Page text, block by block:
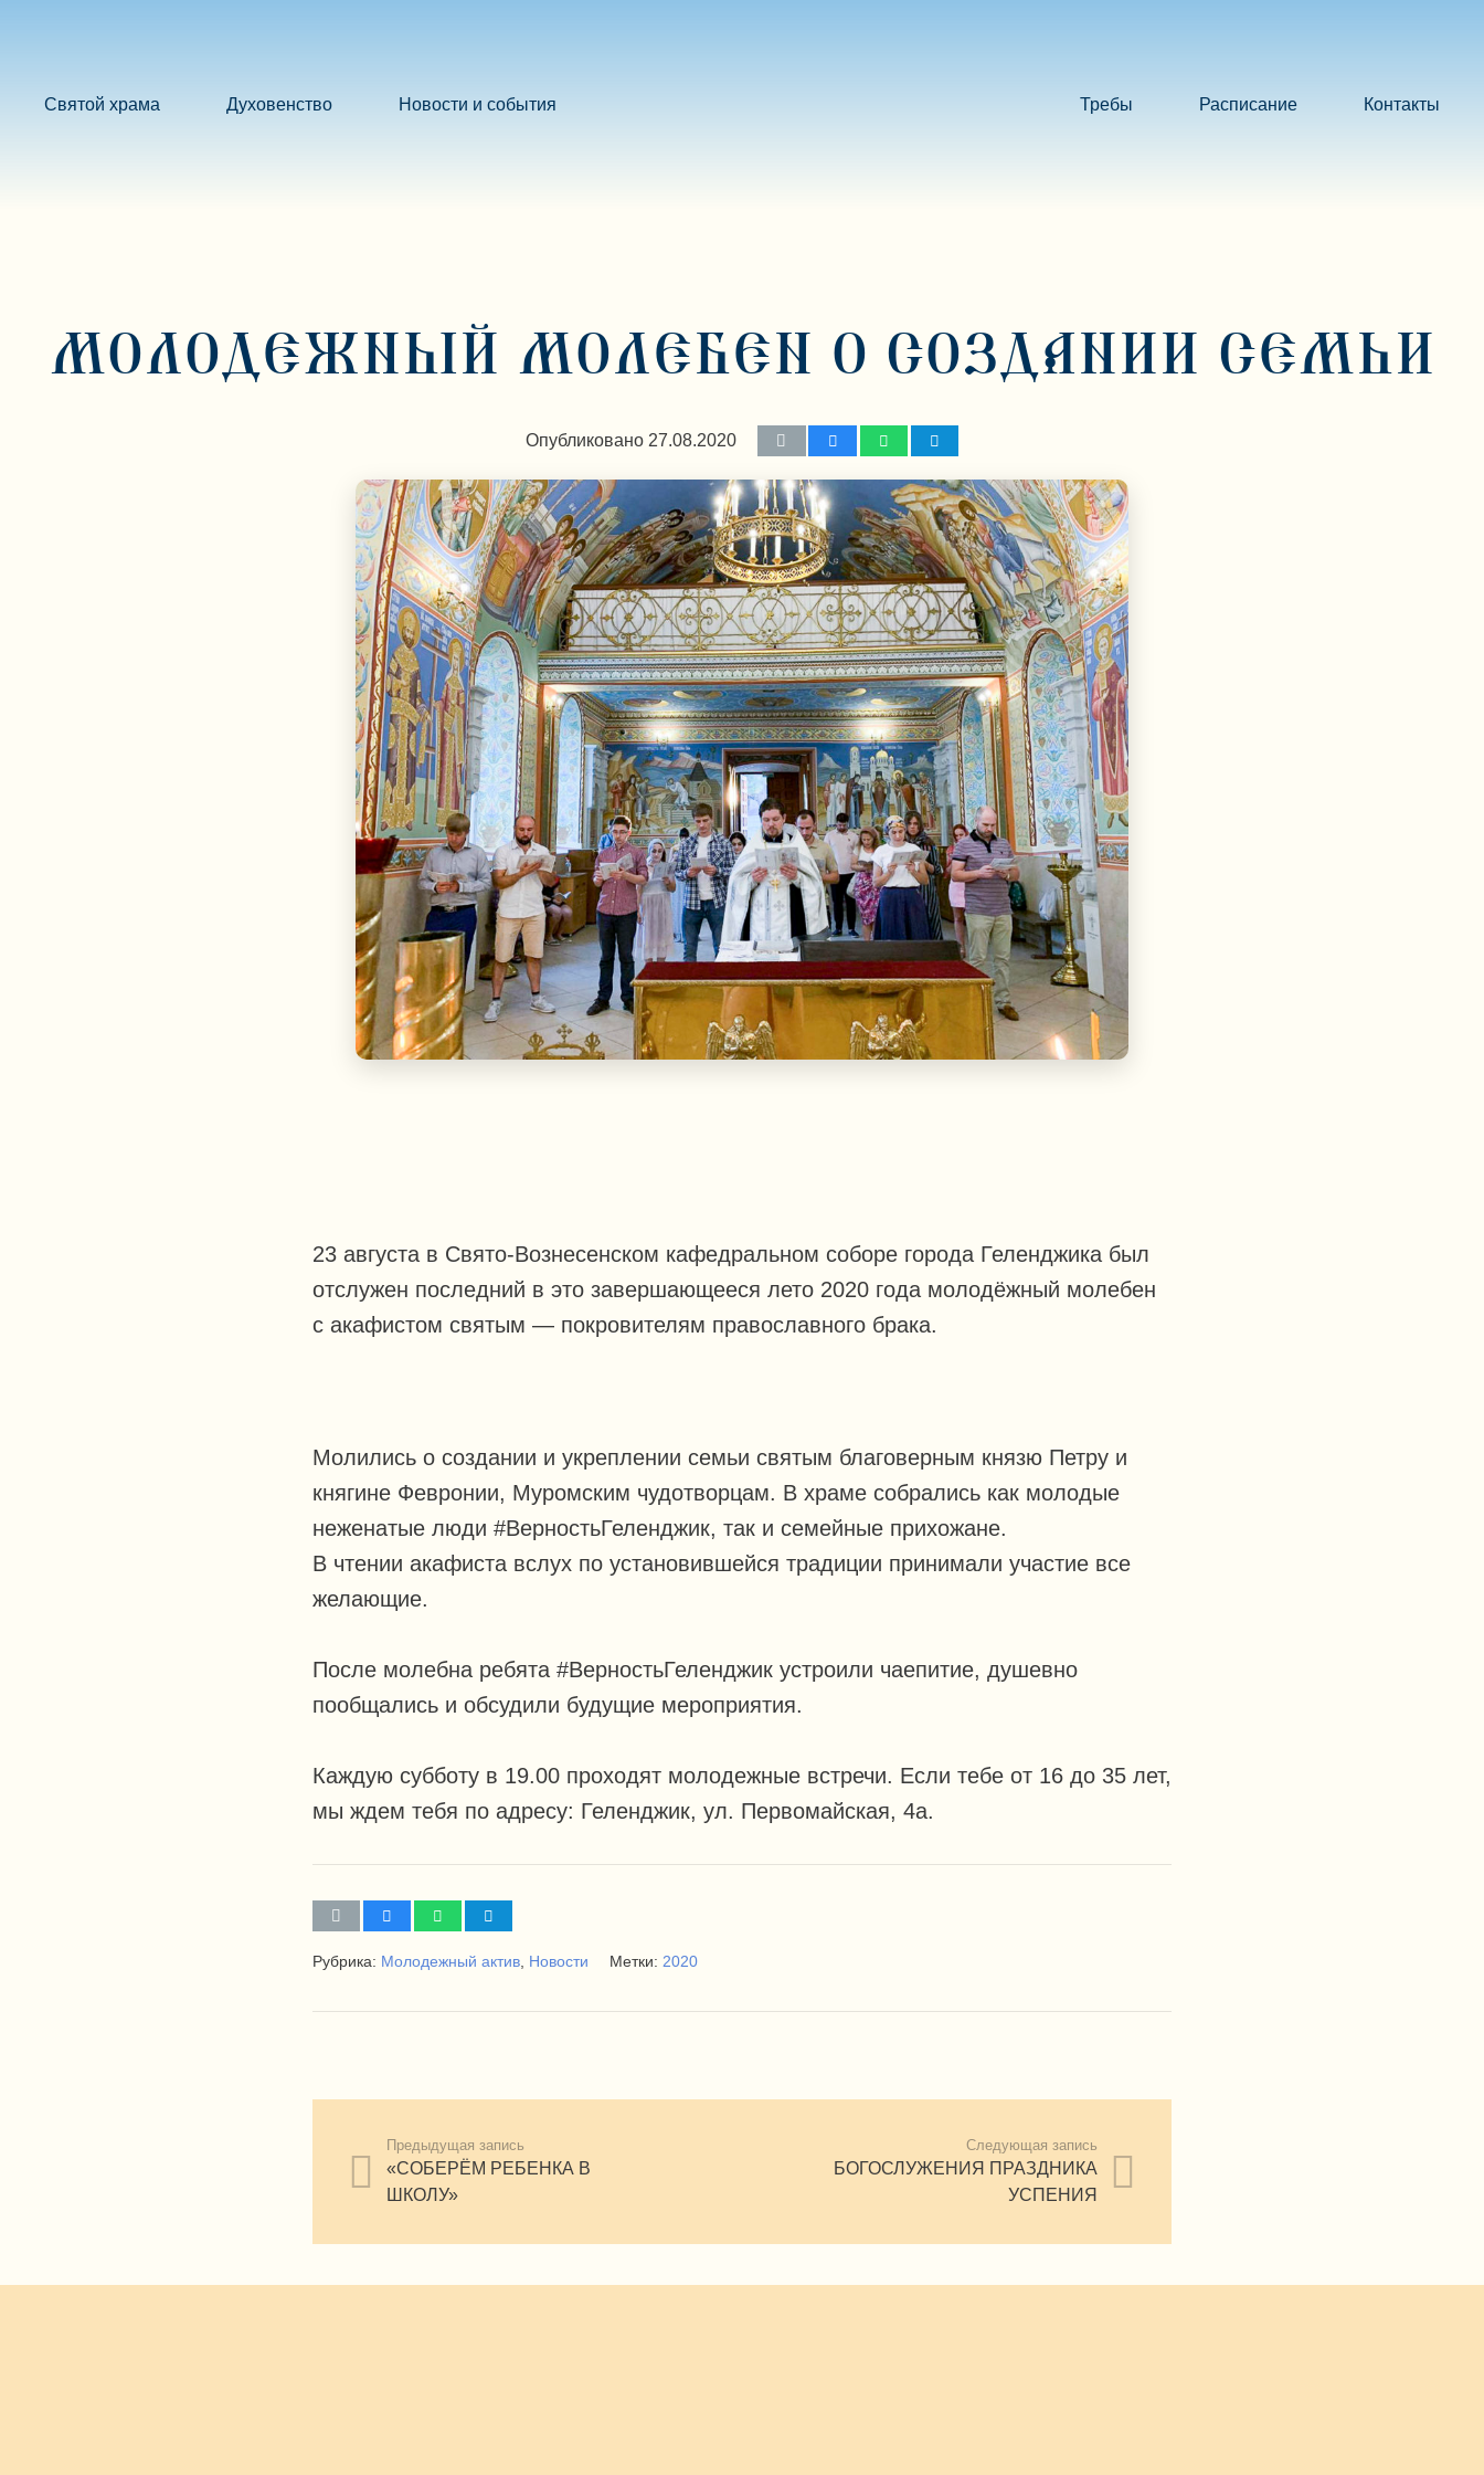
Святой храма Духовенство Новости и события Требы Расписание Контакты
МОЛОДЕЖНЫЙ МОЛЕБЕН О СОЗДАНИИ СЕМЬИ
Опубликовано 27.08.2020
23 августа в Свято-Вознесенском кафедральном соборе города Геленджика был
отслужен последний в это завершающееся лето 2020 года молодёжный молебен
с акафистом святым — покровителям православного брака.
Молились о создании и укреплении семьи святым благоверным князю Петру и
княгине Февронии, Муромским чудотворцам. В храме собрались как молодые
неженатые люди #ВерностьГеленджик, так и семейные прихожане.
В чтении акафиста вслух по установившейся традиции принимали участие все
желающие.
После молебна ребята #ВерностьГеленджик устроили чаепитие, душевно
пообщались и обсудили будущие мероприятия.
Каждую субботу в 19.00 проходят молодежные встречи. Если тебе от 16 до 35 лет,
мы ждем тебя по адресу: Геленджик, ул. Первомайская, 4а.
Рубрика: Молодежный актив, Новости Метки: 2020
Предыдущая запись
«СОБЕРЁМ РЕБЕНКА В
ШКОЛУ»
Следующая запись
БОГОСЛУЖЕНИЯ ПРАЗДНИКА
УСПЕНИЯ